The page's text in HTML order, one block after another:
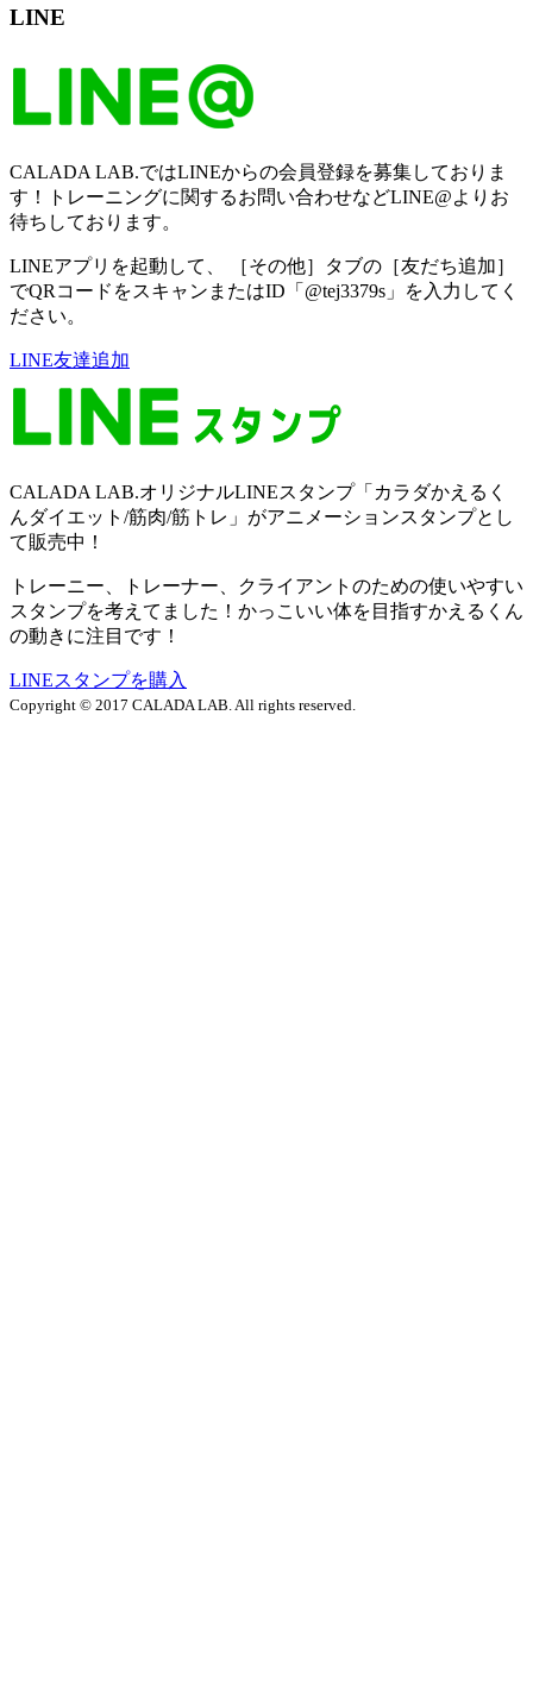
LINE
CALADA LAB.ではLINEからの会員登録を募集しておりま
す！トレーニングに関するお問い合わせなどLINE@よりお
待ちしております。
LINEアプリを起動して、 ［その他］タブの［友だち追加］
でQRコードをスキャンまたはID「@tej3379s」を入力してく
ださい。
LINE友達追加
CALADA LAB.オリジナルLINEスタンプ「カラダかえるく
んダイエット/筋肉/筋トレ」がアニメーションスタンプとし
て販売中！
トレーニー、トレーナー、クライアントのための使いやすい
スタンプを考えてました！かっこいい体を目指すかえるくん
の動きに注目です！
LINEスタンプを購入
Copyright © 2017 CALADA LAB. All rights reserved.